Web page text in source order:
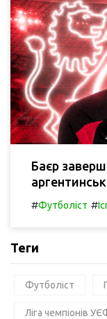
Баєр
#Футболіст #
Теги
Футболіст
Ліга чемпіонів